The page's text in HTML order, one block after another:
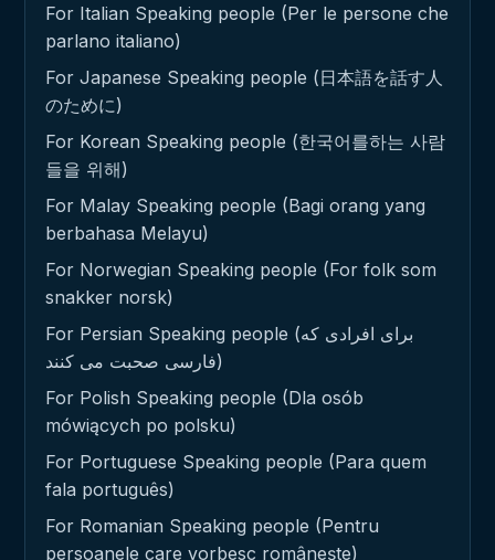
For Italian Speaking people (Per le persone che
parlano italiano)
For Japanese Speaking people (日本語を話す人
のために)
For Korean Speaking people (한국어를하는 사람
들을 위해)
For Malay Speaking people (Bagi orang yang
berbahasa Melayu)
For Norwegian Speaking people (For folk som
snakker norsk)
For Persian Speaking people (برای افرادی که
فارسی صحبت می کنند)
For Polish Speaking people (Dla osób
mówiących po polsku)
For Portuguese Speaking people (Para quem
fala português)
For Romanian Speaking people (Pentru
persoanele care vorbesc românește)